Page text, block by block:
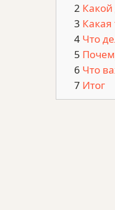
Что
Что
Итог